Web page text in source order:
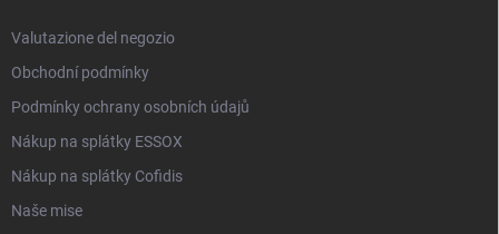
Valutazione del negozio
Obchodní podmínky
Podmínky ochrany osobních údajů
Nákup na splátky ESSOX
Nákup na splátky Cofidis
Naše mise